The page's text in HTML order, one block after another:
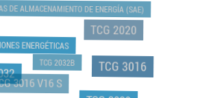
DE ALMACENAMIENTO DE ENERGÍA (SAE)
ENERGÉTICAS
TCG 2020
TCG 2032B TCG 3016
3016 V16 S